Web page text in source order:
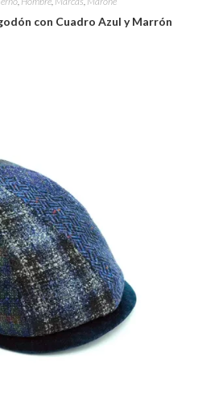
con Cuadro Azul y Marrón